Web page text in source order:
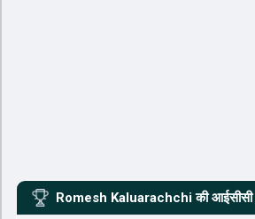
Romesh Kaluarachchi की आईसीसी